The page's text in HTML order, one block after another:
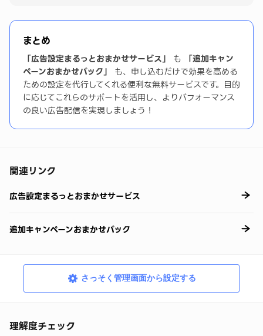
まとめ
「広告設定まるっとおまかせサービス」 も
「追加キャン
ペーンおまかせパック」
も、申し込むだけで効果を高める
ための設定を代行してくれる便利な無料サービスです。目的
に応じてこれらのサポートを活用し、よりパフォーマンス
の良い広告配信を実現しましょう！
関連リンク
広告設定まるっとおまかせサービス
追加キャンペーンおまかせパック
さっそく管理画面から設定する
理解度チェック